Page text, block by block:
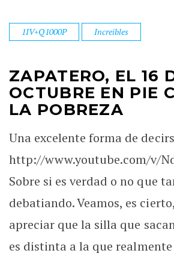
1IV+Q1000P Increibles
ZAPATERO, EL 16
OCTUBRE EN PIE
LA POBREZA
Una excelente forma de
http://www.youtube.com/v/
Sobre si es verdad o no que
debatiando. Veamos, es
apreciar que la silla que
es distinta a la que